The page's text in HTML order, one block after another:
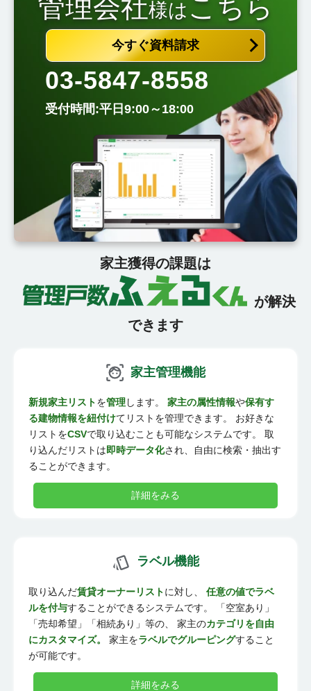
管理会社様は こちら
今すぐ資料請求
03-5847-8558
受付時間:平日9:00～18:00
家主獲得の課題は
が解決
できます
家主管理機能
新規家主リストを管理します。 家主の属性情報や保有す
る建物情報を紐付けてリストを管理できます。 お好きな
リストをCSVで取り込むことも可能なシステムです。 取
り込んだリストは即時データ化され、自由に検索・抽出す
ることができます。
詳細をみる
ラベル機能
取り込んだ賃貸オーナーリストに対し、 任意の値でラベ
ルを付与することができるシステムです。 「空室あり」
「売却希望」「相続あり」等の、 家主のカテゴリを自由
にカスタマイズ。
家主をラベルでグルーピングすること
が可能です。
詳細をみる